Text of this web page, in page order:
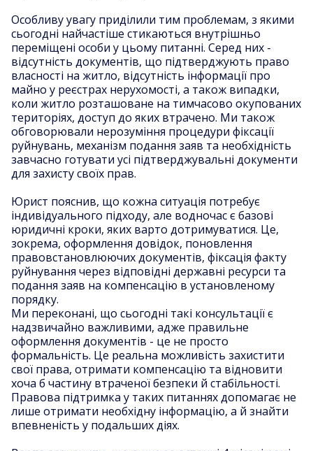
Особливу увагу приділили тим проблемам, з якими
сьогодні найчастіше стикаються внутрішньо
переміщені особи у цьому питанні. Серед них -
відсутність документів, що підтверджують право
власності на житло, відсутність інформації про
майно у реєстрах нерухомості, а також випадки,
коли житло розташоване на тимчасово окупованих
територіях, доступ до яких втрачено. Ми також
обговорювали нерозуміння процедури фіксації
руйнувань, механізм подання заяв та необхідність
завчасно готувати усі підтверджувальні документи
для захисту своїх прав.
Юрист пояснив, що кожна ситуація потребує
індивідуального підходу, але водночас є базові
юридичні кроки, яких варто дотримуватися. Це,
зокрема, оформлення довідок, поновлення
правовстановлюючих документів, фіксація факту
руйнування через відповідні державні ресурси та
подання заяв на компенсацію в установленому
порядку.
Ми переконані, що сьогодні такі консультації є
надзвичайно важливими, адже правильне
оформлення документів - це не просто
формальність. Це реальна можливість захистити
свої права, отримати компенсацію та відновити
хоча б частину втраченої безпеки й стабільності.
Правова підтримка у таких питаннях допомагає не
лише отримати необхідну інформацію, а й знайти
впевненість у подальших діях.